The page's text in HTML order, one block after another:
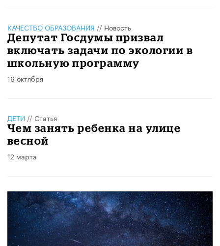
КАЧЕСТВО ОБРАЗОВАНИЯ // Новость
Депутат Госдумы призвал
включать задачи по экологии в
школьную программу
16 октября
ДЕТИ // Статья
Чем занять ребенка на улице
весной
12 марта